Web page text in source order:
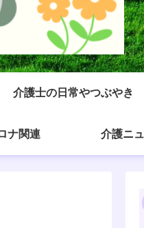
介護士の日常やつぶやき
ナ関連 介護ニ